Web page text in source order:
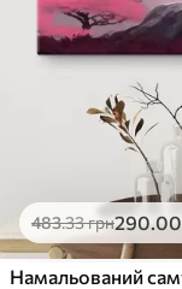
483.33грн290.00